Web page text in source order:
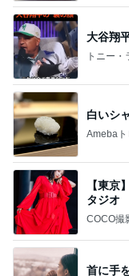
大谷翔
トニー・
白いシ
Amebaト
【東京
タジオ
COCO撮
首に手